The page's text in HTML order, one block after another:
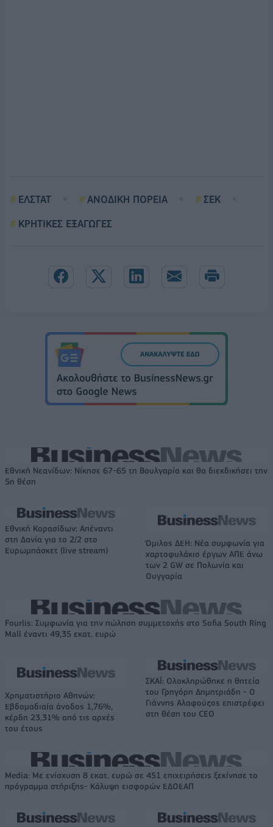
ΕΛΣΤΑΤ ΑΝΟΔΙΚΗ ΠΟΡΕΙΑ
ΣΕΚ
ΚΡΗΤΙΚΕΣ ΕΞΑΓΩΓΕΣ
Εθνική Νεανίδων: Νίκησε 67-65 τη Βουλγαρία και θα διεκδικήσει την
5η θέση
Εθνική Κορασίδων: Απέναντι
στη Δανία για το 2/2 στο
Ευρωμπάσκετ (live stream)
Όμιλος ΔΕΗ: Νέα συμφωνία για
χαρτοφυλάκιο έργων ΑΠΕ άνω
των 2 GW σε Πολωνία και
Ουγγαρία
Fourlis: Συμφωνία για την πώληση συμμετοχής στο Sofia South Ring
Mall έναντι 49,35 εκατ. ευρώ
Χρηματιστήριο Αθηνών:
Εβδομαδιαία άνοδος 1,76%,
κέρδη 23,31% από τις αρχές
του έτους
ΣΚΑΪ: Ολοκληρώθηκε η θητεία
του Γρηγόρη Δημητριάδη - Ο
Γιάννης Αλαφούζος επιστρέφει
στη θέση του CEO
Media: Με ενίσχυση 8 εκατ. ευρώ σε 451 επιχειρήσεις ξεκίνησε το
πρόγραμμα στήριξης- Κάλυψη εισφορών ΕΔΟΕΑΠ